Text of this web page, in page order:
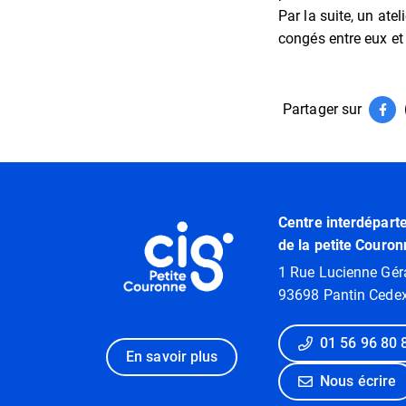
Par la suite, un
congés entre eux
Partager sur
Informations utiles
En savoir plus
Centre
de la petite
1 Rue Lucienne
93698 Pantin
01 56 96 80
Nous écrire